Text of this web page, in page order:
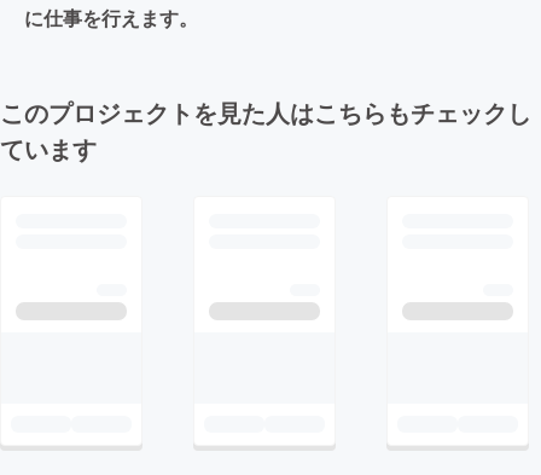
に仕事を行えます。
このプロジェクトを見た人はこちらもチェックし
ています